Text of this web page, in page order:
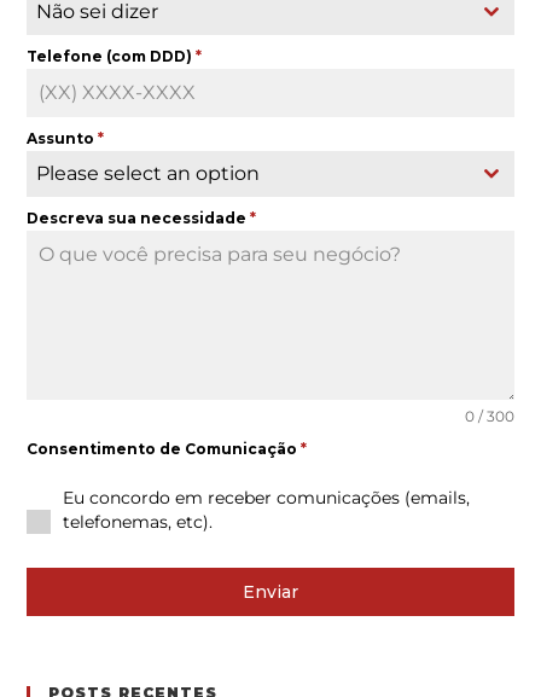
Não sei dizer
Telefone (com DDD)*
Assunto*
Please select an option
Descreva sua necessidade*
0 / 300
Consentimento de Comunicação*
Eu concordo em receber comunicações (emails,
telefonemas, etc).
Enviar
POSTS RECENTES